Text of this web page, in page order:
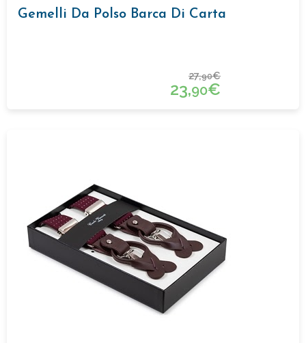
Gemelli Da Polso Barca Di Carta
27,90€
23,90€